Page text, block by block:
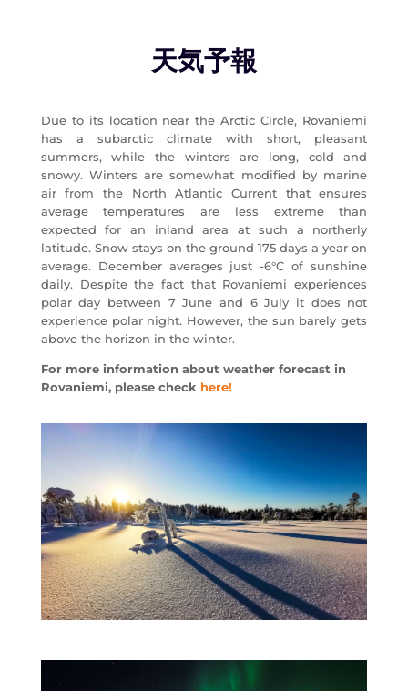
天気予報
Due to its location near the Arctic Circle, Rovaniemi
has a subarctic climate with short, pleasant
summers, while the winters are long, cold and
snowy. Winters are somewhat modified by marine
air from the North Atlantic Current that ensures
average temperatures are less extreme than
expected for an inland area at such a northerly
latitude. Snow stays on the ground 175 days a year on
average. December averages just -6°C of sunshine
daily. Despite the fact that Rovaniemi experiences
polar day between 7 June and 6 July it does not
experience polar night. However, the sun barely gets
above the horizon in the winter.
For more information about weather forecast in
Rovaniemi, please check here!